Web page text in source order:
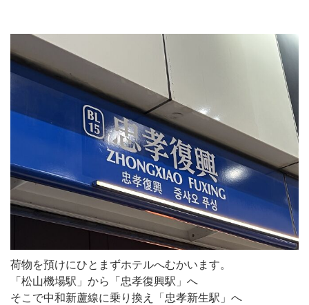
荷物を預けにひとまずホテルへむかいます。
「松山機場駅」から「忠孝復興駅」へ
そこで中和新蘆線に乗り換え「忠孝新生駅」へ